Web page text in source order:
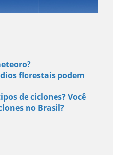
florestais podem
de ciclones? Você
no Brasil?